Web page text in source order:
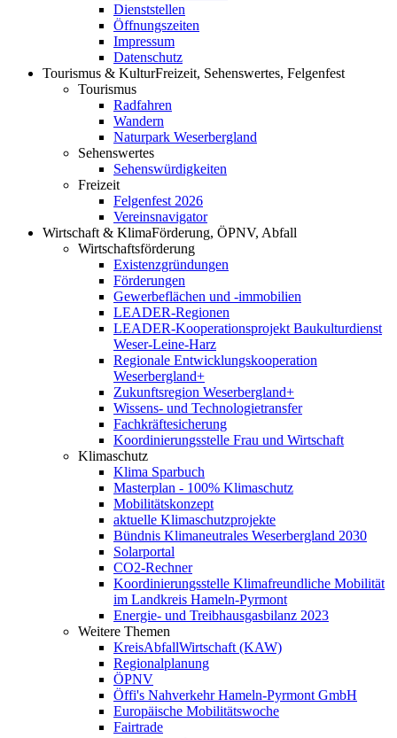
Dienststellen
Öffnungszeiten
Impressum
Datenschutz
Tourismus & KulturFreizeit, Sehenswertes, Felgenfest
Tourismus
Radfahren
Wandern
Naturpark Weserbergland
Sehenswertes
Sehenswürdigkeiten
Freizeit
Felgenfest 2026
Vereinsnavigator
Wirtschaft & KlimaFörderung, ÖPNV, Abfall
Wirtschaftsförderung
Existenzgründungen
Förderungen
Gewerbeflächen und -immobilien
LEADER-Regionen
LEADER-Kooperationsprojekt Baukulturdienst
Weser-Leine-Harz
Regionale Entwicklungskooperation
Weserbergland+
Zukunftsregion Weserbergland+
Wissens- und Technologietransfer
Fachkräftesicherung
Koordinierungsstelle Frau und Wirtschaft
Klimaschutz
Klima Sparbuch
Masterplan - 100% Klimaschutz
Mobilitätskonzept
aktuelle Klimaschutzprojekte
Bündnis Klimaneutrales Weserbergland 2030
Solarportal
CO2-Rechner
Koordinierungsstelle Klimafreundliche Mobilität
im Landkreis Hameln-Pyrmont
Energie- und Treibhausgasbilanz 2023
Weitere Themen
KreisAbfallWirtschaft (KAW)
Regionalplanung
ÖPNV
Öffi's Nahverkehr Hameln-Pyrmont GmbH
Europäische Mobilitätswoche
Fairtrade